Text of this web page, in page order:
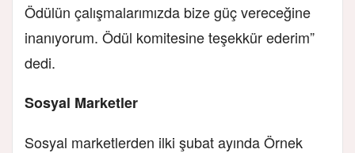
Ödülün çalışmalarımızda bize güç vereceğine
inanıyorum. Ödül komitesine teşekkür ederim”
dedi.
Sosyal Marketler
Sosyal marketlerden ilki şubat ayında Örnek